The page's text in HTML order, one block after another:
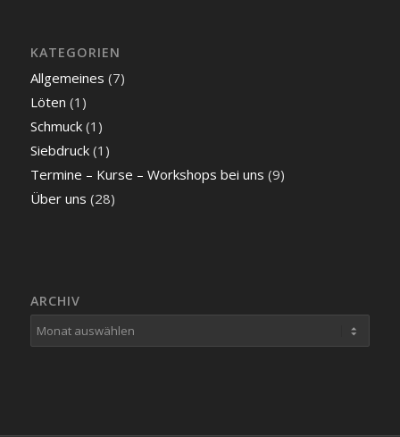
KATEGORIEN
Allgemeines (7)
Löten (1)
Schmuck(1)
Siebdruck(1)
Termine – Kurse – Workshops bei uns (9)
Über uns (28)
ARCHIV